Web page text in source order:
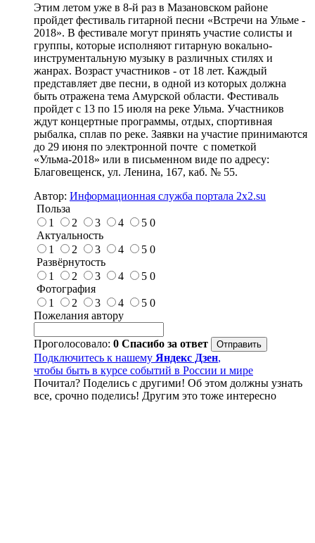
Этим летом уже в 8-й раз в Мазановском районе
пройдет фестиваль гитарной песни «Встречи на Ульме -
2018». В фестивале могут принять участие солисты и
группы, которые исполняют гитарную вокально-
инструментальную музыку в различных стилях и
жанрах. Возраст участников - от 18 лет. Каждый
представляет две песни, в одной из которых должна
быть отражена тема Амурской области. Фестиваль
пройдет с 13 по 15 июля на реке Ульма. Участников
ждут концертные программы, отдых, спортивная
рыбалка, сплав по реке. Заявки на участие принимаются
до 29 июня по электронной почте с пометкой
«Ульма-2018» или в письменном виде по адресу:
Благовещенск, ул. Ленина, 167, каб. № 55.
Автор: Информационная служба портала 2x2.su
Польза
1
2 3 4 5 0
Актуальность
1
2 3 4 5 0
Развёрнутость
1
2 3 4 5 0
Фотография
1
2 3 4 5 0
Пожелания автору
Проголосовало: 0 Спасибо за ответ
Подключитесь к нашему Яндекс Дзен,
чтобы быть в курсе событий в России и мире
Почитал? Поделись с другими! Об этом должны узнать
все, срочно поделись! Другим это тоже интересно